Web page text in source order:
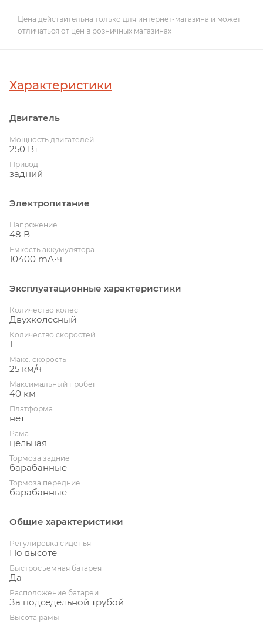
Цена действительна только для интернет-магазина и может
отличаться от цен в розничных магазинах
Характеристики
Двигатель
Мощность двигателей
250 Вт
Привод
задний
Электропитание
Напряжение
48 В
Емкость аккумулятора
10400 mА⋅ч
Эксплуатационные характеристики
Количество колес
Двухколесный
Количество скоростей
1
Макс. скорость
25 км/ч
Максимальный пробег
40 км
Платформа
нет
Рама
цельная
Тормоза задние
барабанные
Тормоза передние
барабанные
Общие характеристики
Регулировка сиденья
По высоте
Быстросъемная батарея
Да
Расположение батареи
За подседельной трубой
Высота рамы